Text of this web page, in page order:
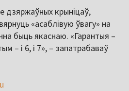
дзяржаўных крыніцаў,
«асаблівую ўвагу» на
быць якаснаю. «Гарантыя –
– і 6, і 7», – запатрабаваў